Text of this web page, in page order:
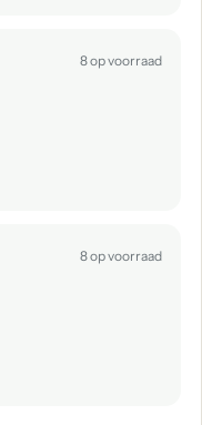
8 op voorraad
8 op voorraad